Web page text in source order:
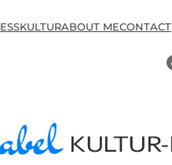
ESSKULTURABOUT MECONTACT